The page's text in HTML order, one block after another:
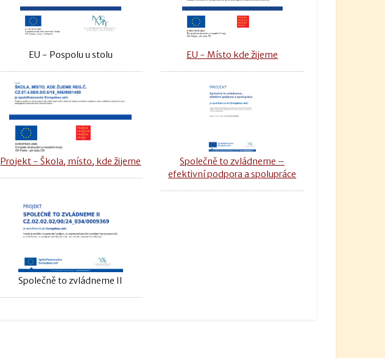
EU - Pospolu u stolu EU - Místo kde žijeme
Projekt - Škola, místo, kde žijeme
Společně to zvládneme –
efektivní podpora a spolupráce
Společně to zvládneme II